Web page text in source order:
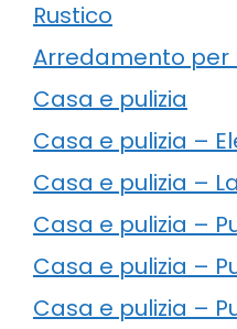
Rustico
Arredamento per
Casa e pulizia
Casa e pulizia –
Casa e pulizia –
Casa e pulizia –
Casa e pulizia –
Casa e pulizia –